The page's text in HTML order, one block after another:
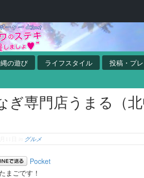
の遊び ライフスタイル
投稿・プ
ぎ専門店うまる（
グルメ
Pocket
まごです！